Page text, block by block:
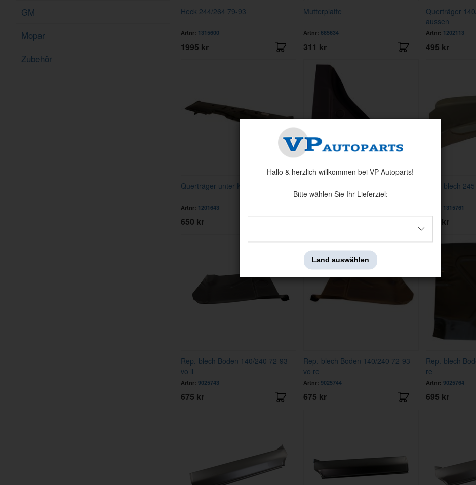
GM
Mopar
Zubehör
Heck 244/264 79-93
Artnr: 1315600
1995 kr
Mutterplatte
Artnr: 685634
311 kr
Querträger
aussen
Artnr: 1202113
495 kr
Querträger unter Kühler 240 75-93
Artnr: 1201643
650 kr
Rep.-blech
1315761
235 kr
Rep.-blech Boden 140/240 72-93
vo li
Artnr: 9025743
675 kr
Rep.-blech Boden 140/240 72-93
vo re
Artnr: 9025744
675 kr
Rep.-blech
re
Artnr: 9025764
695 kr
Hallo & herzlich willkommen bei VP Autoparts!
Bitte wählen Sie Ihr Lieferziel:
Land auswählen